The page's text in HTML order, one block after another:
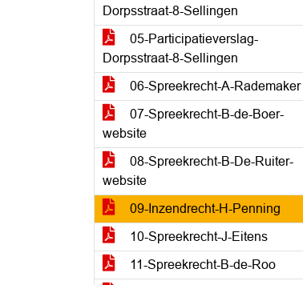
Dorpsstraat-8-Sellingen
05-Participatieverslag-
Dorpsstraat-8-Sellingen
06-Spreekrecht-A-Rademaker
07-Spreekrecht-B-de-Boer-
website
08-Spreekrecht-B-De-Ruiter-
website
09-Inzendrecht-H-Penning
10-Spreekrecht-J-Eitens
11-Spreekrecht-B-de-Roo